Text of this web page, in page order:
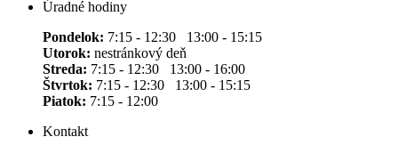
Úradné hodiny
Pondelok: 7:15 - 12:30 13:00 - 15:15
Utorok: nestránkový deň
Streda: 7:15 - 12:30 13:00 - 16:00
Štvrtok: 7:15 - 12:30 13:00 - 15:15
Piatok: 7:15 - 12:00
Kontakt